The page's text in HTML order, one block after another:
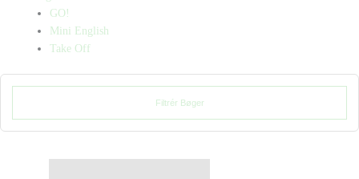
GO!
Mini English
Take Off
Filtrér Bøger